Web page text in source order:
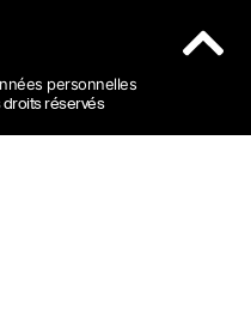
réservés
personnelles